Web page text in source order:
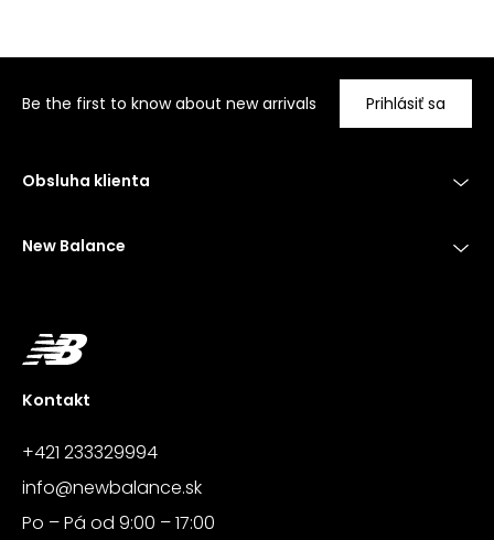
Be the first to know about new arrivals Prihlásiť sa
Obsluha klienta
New Balance
Kontakt
+421 233329994
info@newbalance.sk
Po – Pá od 9:00 – 17:00